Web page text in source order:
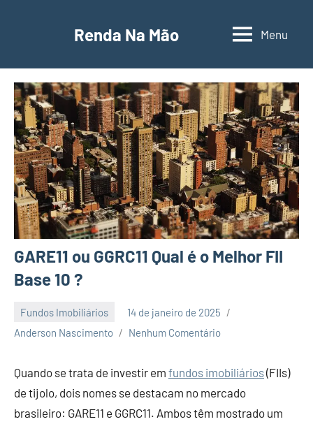
conteúdo
Renda Na Mão
Contabilidade,
e
empreendedorismo
Menu
GARE11 ou GGRC11 Qual é o Melhor FII
Base 10 ?
Fundos Imobiliários
14 de janeiro de 2025
Anderson Nascimento
Nenhum Comentário
Quando se trata de investir em fundos imobiliários(FIIs)
de tijolo, dois nomes se destacam no mercado
brasileiro: GARE11 e GGRC11. Ambos têm mostrado um